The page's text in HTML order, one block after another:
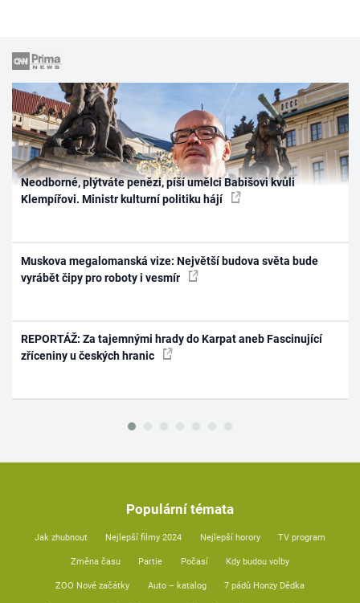
Neodborné, plýtváte penězi, píší umělci Babišovi kvůli
Klempířovi. Ministr kulturní politiku hájí
Muskova megalomanská vize: Největší budova světa bude
vyrábět čipy pro roboty i vesmír
REPORTÁŽ: Za tajemnými hrady do Karpat aneb Fascinující
zříceniny u českých hranic
Populární témata
Jak zhubnout Nejlepší filmy 2024 Nejlepší horory TV program
Změna času Partie Počasí Kdy budou volby
ZOO Nové začátky Auto – katalog 7 pádů Honzy Dědka